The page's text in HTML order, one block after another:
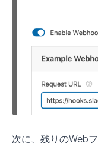
次に、残りのWeb